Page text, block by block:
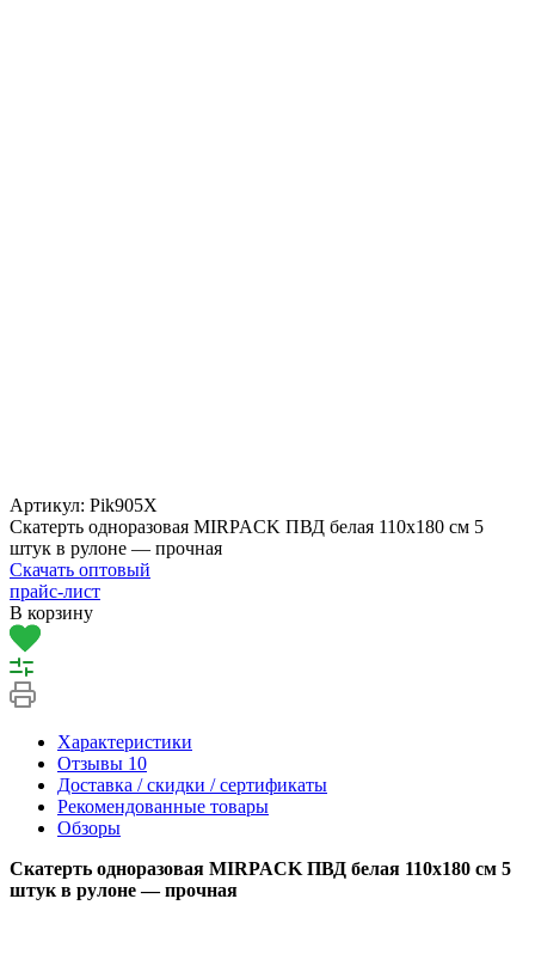
Артикул: Pik905X
Скатерть одноразовая MIRPACK ПВД белая 110х180 см 5
штук в рулоне — прочная
Скачать оптовый
прайс-лист
В корзину
Характеристики
Отзывы 10
Доставка / скидки / сертификаты
Рекомендованные товары
Обзоры
Скатерть одноразовая MIRPACK ПВД белая 110х180 см 5
штук в рулоне — прочная